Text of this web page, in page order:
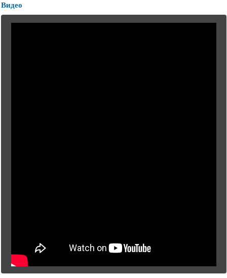
Видео